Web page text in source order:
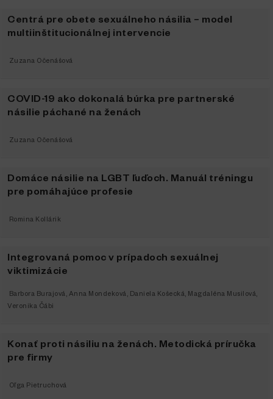
Centrá pre obete sexuálneho násilia – model
multiinštitucionálnej intervencie
Zuzana Očenášová
COVID-19 ako dokonalá búrka pre partnerské
násilie páchané na ženách
Zuzana Očenášová
Domáce násilie na LGBT ľuďoch. Manuál tréningu
pre pomáhajúce profesie
Romina Kollárik
Integrovaná pomoc v prípadoch sexuálnej
viktimizácie
Barbora Burajová, Anna Mondeková, Daniela Košecká, Magdaléna Musilová,
Veronika Čábi
Konať proti násiliu na ženách. Metodická príručka
pre firmy
Oľga Pietruchová